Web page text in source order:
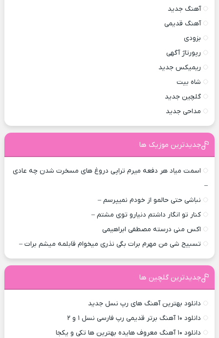
آهنگ جدید
آهنگ قدیمی
بزودی
رپورتاژ آگهی
ریمیکس جدید
شاه بیت
گلچین جدید
مداحی جدید
جدیدترین موزیک ها
اسمت میاد هر دفعه میرم تراپی دروغ‌ های مسخرت شدن چه عادی
–
نباشی حتی حالمو از خودم نمیپرسم –
کنار تو انگار داشتم دنیارو توی مشتم –
اکس منی درسته مصطفی ابراهیمی
تسبیح شی من مهرم برات بگی نذری میخوام قابلمه میشم برات –
جدیدترین گلچین ها
دانلود بهترین آهنگ های رپ نسل جدید
دانلود ۱۰ آهنگ برتر قدیمی رپ فارسی نسل ۱ و ۲
دانلود ۱۰ آهنگ معروف هایده بهترین ها تکی و یکجا